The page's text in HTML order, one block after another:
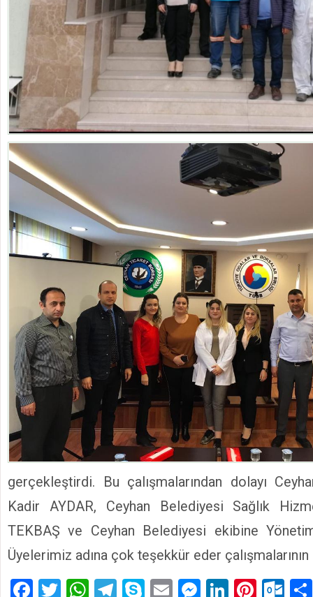
gerçekleştirdi. Bu çalışmalarından dolayı
Kadir AYDAR, Ceyhan Belediyesi Sağlık
TEKBAŞ ve Ceyhan Belediyesi ekibine
Üyelerimiz adına çok teşekkür eder çalışmalarının
Facebook
TwitterWhatsApp
Telegram
SkypeEmailMessenger
LinkedIn